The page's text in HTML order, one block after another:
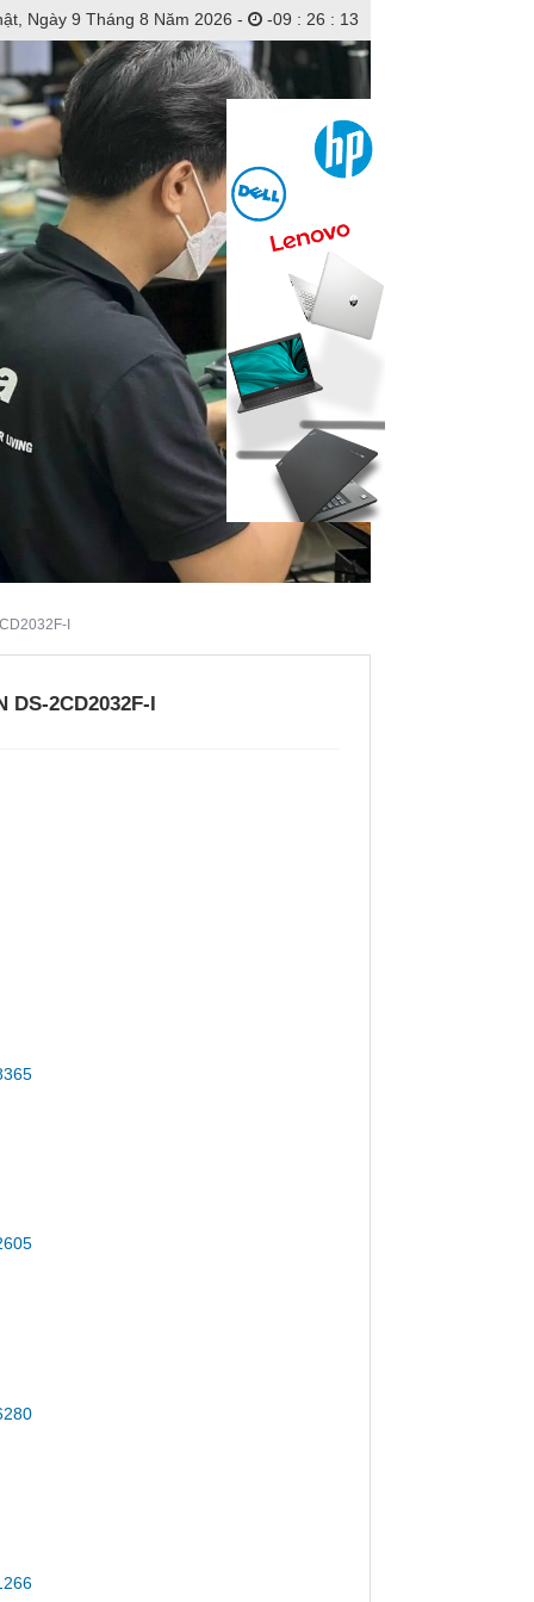
Ngày 9 Tháng 8 Năm 2026 - -09 : 26 : 15
I
DS-2CD2032F-I